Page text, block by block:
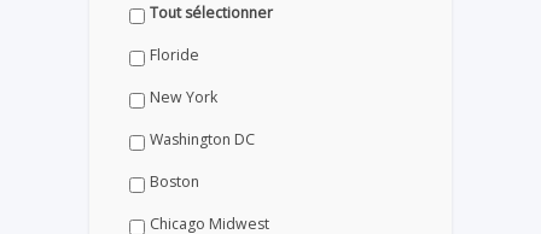
Tout sélectionner
Floride
New York
Washington DC
Boston
Chicago Midwest